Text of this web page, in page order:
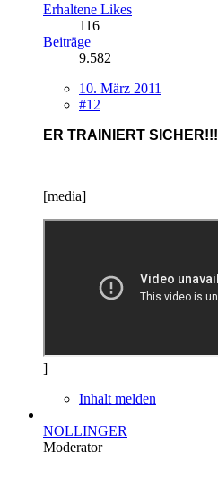
Erhaltene Likes
116
Beiträge
9.582
10. März 2011
#12
ER TRAINIERT SICHER!!!
[media]
]
Inhalt melden
NOLLINGER
Moderator